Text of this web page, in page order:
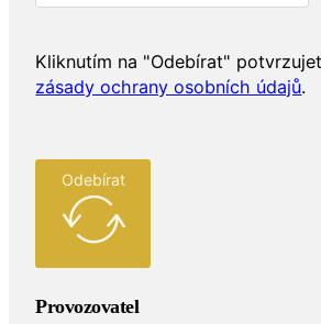
Kliknutím na "Odebírat"
zásady ochrany osobních údajů.
Odebírat
Provozovatel